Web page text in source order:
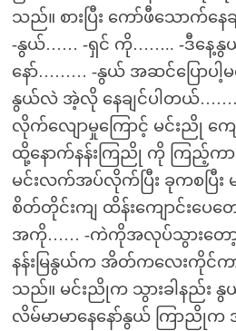
သည်။ စားပြီး ကော်ဖီသောက်န
-နွယ်…… -ရှင် ကို…….. -ဒီနေ့
နော်……… -နွယ် အဆင်ပြောပါ့မ
နွယ်လဲ အဲ့လို နေချင်ပါတယ်………
လိုက်လျောမှုကြောင့် မင်းညို ကျ
ထို့နောက်နန်းကြညို ကို ကြည့်
မင်းလက်အပ်လိုက်ပြီး ခုကစပြီ
စိတ်တိုင်းကျ ထိန်းကျောင်းပေတေ
အကို…… -ကဲကိုအလုပ်သွားတေ
နန်းမြနွယ်က အိတ်ကလေးကိုင်က
သည်။ မင်းညိုက သွားခါနည်း နွ
လိမ်မာမာနေနော်နွယ် ကြာညို